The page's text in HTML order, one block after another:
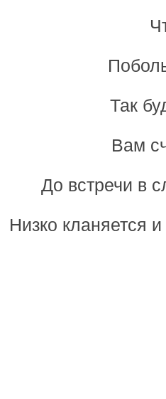
Так
Вам
До встречи в
Низко кланяется